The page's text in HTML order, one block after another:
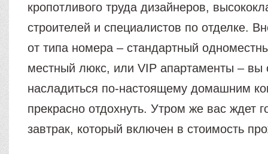
кропотливого труда дизайнеров,
строителей и специалистов по отделке.
от типа номера – стандартный
местный люкс, или VIP апартаменты – вы
насладиться по-настоящему домашним
прекрасно отдохнуть. Утром же вас ждет
завтрак, который включен в стоимость